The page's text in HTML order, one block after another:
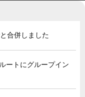
合併しました
ートにグループイン